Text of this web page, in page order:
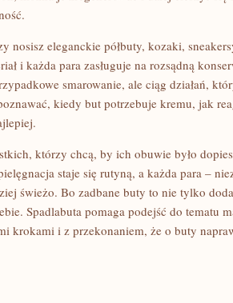
nosisz eleganckie półbuty, kozaki,
i każda para zasługuje na rozsądną
smarowanie, ale ciąg działań,
kiedy but potrzebuje kremu, jak
którzy chcą, by ich obuwie było
staje się rutyną, a każda para –
świeżo. Bo zadbane buty to nie tylko
Spadlabuta pomaga podejść do tematu
krokami i z przekonaniem, że o buty